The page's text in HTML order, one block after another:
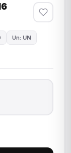
Un: UN